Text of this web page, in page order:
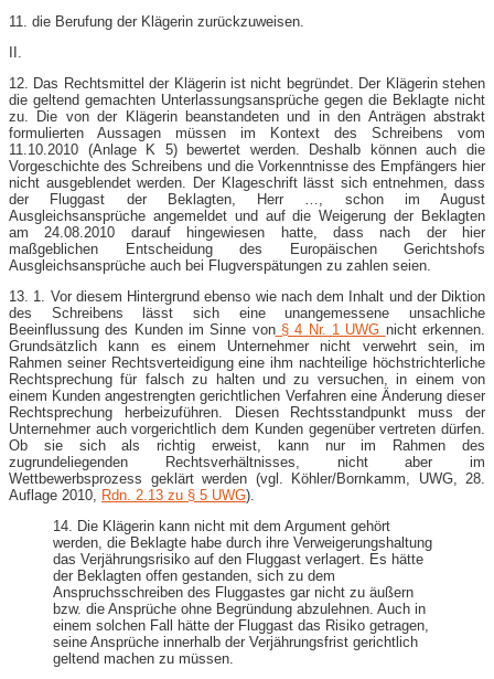
11. die Berufung der Klägerin zurückzuweisen.
II.
12. Das Rechtsmittel der Klägerin ist nicht begründet. Der Klägerin stehen
die geltend gemachten Unterlassungsansprüche gegen die Beklagte nicht
zu. Die von der Klägerin beanstandeten und in den Anträgen abstrakt
formulierten Aussagen müssen im Kontext des Schreibens vom
11.10.2010 (Anlage K 5) bewertet werden. Deshalb können auch die
Vorgeschichte des Schreibens und die Vorkenntnisse des Empfängers hier
nicht ausgeblendet werden. Der Klageschrift lässt sich entnehmen, dass
der Fluggast der Beklagten, Herr …, schon im August
Ausgleichsansprüche angemeldet und auf die Weigerung der Beklagten
am 24.08.2010 darauf hingewiesen hatte, dass nach der hier
maßgeblichen Entscheidung des Europäischen Gerichtshofs
Ausgleichsansprüche auch bei Flugverspätungen zu zahlen seien.
13. 1. Vor diesem Hintergrund ebenso wie nach dem Inhalt und der Diktion
des Schreibens lässt sich eine unangemessene unsachliche
Beeinflussung des Kunden im Sinne von§ 4 Nr. 1 UWG nicht erkennen.
Grundsätzlich kann es einem Unternehmer nicht verwehrt sein, im
Rahmen seiner Rechtsverteidigung eine ihm nachteilige höchstrichterliche
Rechtsprechung für falsch zu halten und zu versuchen, in einem von
einem Kunden angestrengten gerichtlichen Verfahren eine Änderung dieser
Rechtsprechung herbeizuführen. Diesen Rechtsstandpunkt muss der
Unternehmer auch vorgerichtlich dem Kunden gegenüber vertreten dürfen.
Ob sie sich als richtig erweist, kann nur im Rahmen des
zugrundeliegenden Rechtsverhältnisses, nicht aber im
Wettbewerbsprozess geklärt werden (vgl. Köhler/Bornkamm, UWG, 28.
Auflage 2010, Rdn. 2.13 zu § 5 UWG).
14. Die Klägerin kann nicht mit dem Argument gehört
werden, die Beklagte habe durch ihre Verweigerungshaltung
das Verjährungsrisiko auf den Fluggast verlagert. Es hätte
der Beklagten offen gestanden, sich zu dem
Anspruchsschreiben des Fluggastes gar nicht zu äußern
bzw. die Ansprüche ohne Begründung abzulehnen. Auch in
einem solchen Fall hätte der Fluggast das Risiko getragen,
seine Ansprüche innerhalb der Verjährungsfrist gerichtlich
geltend machen zu müssen.